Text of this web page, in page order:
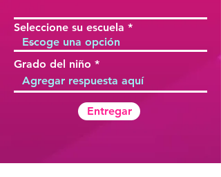
Seleccione su escuela
Grado del niño
Entregar